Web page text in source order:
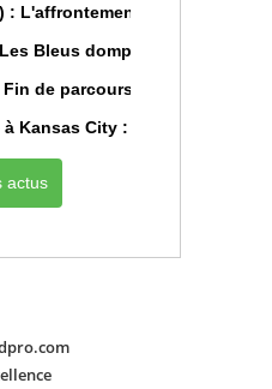
: L'affrontement tactique
Bleus domptent les Lions
de parcours pour les
Kansas City : L’Algérie
actus